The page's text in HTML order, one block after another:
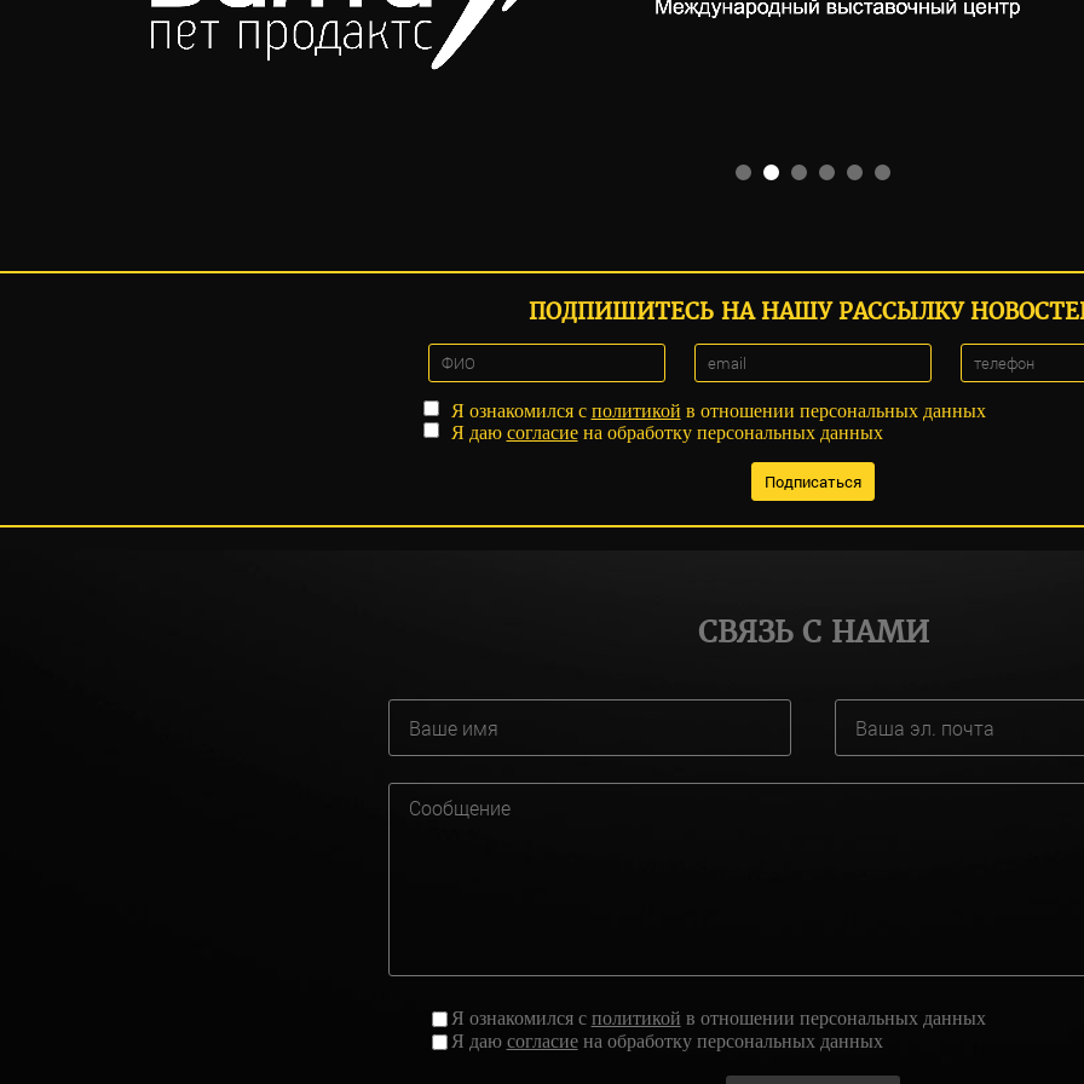
ПОДПИШИТЕСЬ НА НАШУ РАССЫЛКУ
Я ознакомился с политикой в отношении персональных данных
Я даю согласиена обработку персональных данных
СВЯЗЬ С НАМИ
Я ознакомился с политикой в отношении персональных данных
Я даю согласиена обработку персональных данных